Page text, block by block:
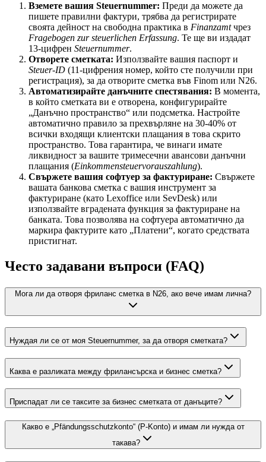
Вземете вашия Steuernummer: Преди да можете да
пишете правилни фактури, трябва да регистрирате
своята дейност на свободна практика в Finanzamtчрез
Fragebogen zur steuerlichen Erfassung. Те ще ви издадат
13-цифрен Steuernummer.
Отворете сметката: Използвайте вашия паспорт и
Steuer-ID (11-цифрения номер, който сте получили при
регистрация), за да отворите сметка във Finom или N26.
Автоматизирайте данъчните спестявания: В момента,
в който сметката ви е отворена, конфигурирайте
„Данъчно пространство“ или подсметка. Настройте
автоматично правило за прехвърляне на 30-40% от
всички входящи клиентски плащания в това скрито
пространство. Това гарантира, че винаги имате
ликвидност за вашите тримесечни авансови данъчни
плащания (Einkommensteuervorauszahlung).
Свържете вашия софтуер за фактуриране: Свържете
вашата банкова сметка с вашия инструмент за
фактуриране (като Lexoffice или SevDesk) или
използвайте вградената функция за фактуриране на
банката. Това позволява на софтуера автоматично да
маркира фактурите като „Платени“, когато средствата
пристигнат.
Често задавани въпроси (FAQ)
Мога ли да отворя фриланс сметка в N26, ако вече имам лична?
Нуждая ли се от моя Steuernummer, за да отворя сметката?
Каква е разликата между фрилансърска и бизнес сметка?
Приспадат ли се таксите за бизнес сметката от данъците?
Какво е „Pfändungsschutzkonto“ (P-Konto) и имам ли нужда от
такава?